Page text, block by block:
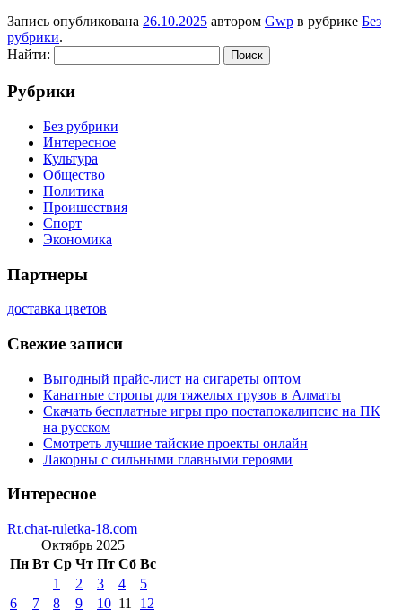
Запись опубликована 26.10.2025 автором Gwp в рубрике Без
рубрики.
Найти:
Рубрики
Без рубрики
Интересное
Культура
Общество
Политика
Проишествия
Спорт
Экономика
Партнеры
доставка цветов
Свежие записи
Выгодный прайс-лист на сигареты оптом
Канатные стропы для тяжелых грузов в Алматы
Скачать бесплатные игры про постапокалипсис на ПК
на русском
Смотреть лучшие тайские проекты онлайн
Лакорны с сильными главными героями
Интересное
Rt.chat-ruletka-18.com
Октябрь 2025
Пн Вт Ср Чт Пт Сб Вс
1
2 3 4
5
6
7 8 9 10 11 12